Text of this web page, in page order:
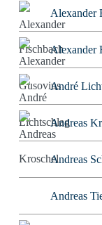
Alexander
Alexander
André
Andreas
Andreas
Andreas